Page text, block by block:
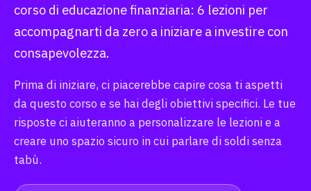
corso di educazione finanziaria: 6 lezioni per
accompagnarti da zero a iniziare a investire con
consapevolezza.
Prima di iniziare, ci piacerebbe capire cosa ti aspetti
da questo corso e se hai degli obiettivi specifici. Le tue
risposte ci aiuteranno a personalizzare le lezioni e a
creare uno spazio sicuro in cui parlare di soldi senza
tabù.